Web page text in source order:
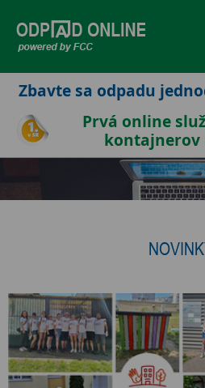
Zbavte sa odpadu
Prvá online
kontajnerov